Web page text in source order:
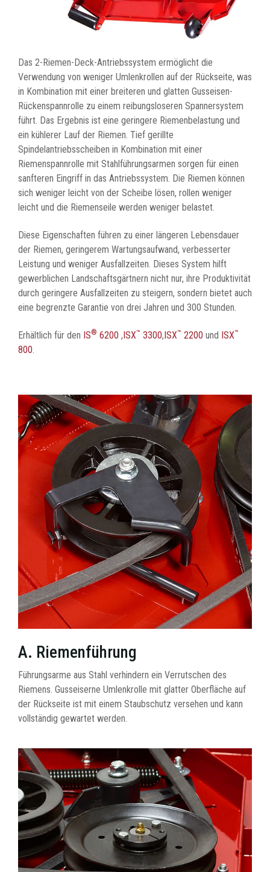
Das 2-Riemen-Deck-Antriebssystem ermöglicht die
Verwendung von weniger Umlenkrollen auf der Rückseite, was
in Kombination mit einer breiteren und glatten Gusseisen-
Rückenspannrolle zu einem reibungsloseren Spannersystem
führt. Das Ergebnis ist eine geringere Riemenbelastung und
ein kühlerer Lauf der Riemen. Tief gerillte
Spindelantriebsscheiben in Kombination mit einer
Riemenspannrolle mit Stahlführungsarmen sorgen für einen
sanfteren Eingriff in das Antriebssystem. Die Riemen können
sich weniger leicht von der Scheibe lösen, rollen weniger
leicht und die Riemenseile werden weniger belastet.
Diese Eigenschaften führen zu einer längeren Lebensdauer
der Riemen, geringerem Wartungsaufwand, verbesserter
Leistung und weniger Ausfallzeiten. Dieses System hilft
gewerblichen Landschaftsgärtnern nicht nur, ihre Produktivität
durch geringere Ausfallzeiten zu steigern, sondern bietet auch
eine begrenzte Garantie von drei Jahren und 300 Stunden.
Erhältlich für den IS® 6200 ,ISX™ 3300,ISX™ 2200 und ISX™
800
A. Riemenführung
Führungsarme aus Stahl verhindern ein Verrutschen des
Riemens. Gusseiserne Umlenkrolle mit glatter Oberfläche auf
der Rückseite ist mit einem Staubschutz versehen und kann
vollständig gewartet werden.